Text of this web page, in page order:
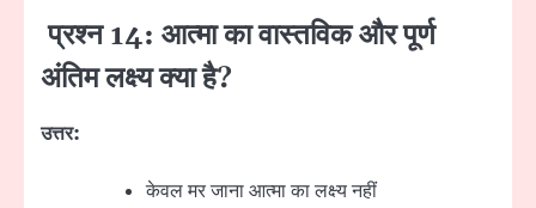
प्रश्न 14: आत्मा का वास्तविक और पूर्ण
अंतिम लक्ष्य क्या है?
उत्तर:
केवल मर जाना आत्मा का लक्ष्य नहीं